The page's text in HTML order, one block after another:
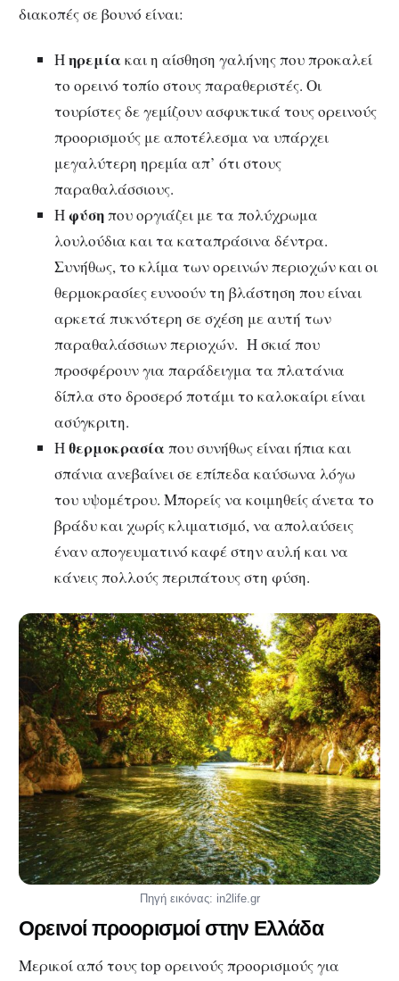
διακοπές σε βουνό είναι:
Ηηρεμίακαι η αίσθηση γαλήνης που προκαλεί
το ορεινό τοπίο στους παραθεριστές. Οι
τουρίστες δε γεμίζουν ασφυκτικά τους ορεινούς
προορισμούς με αποτέλεσμα να υπάρχει
μεγαλύτερη ηρεμία απ’ ότι στους
παραθαλάσσιους.
Ηφύσηπου οργιάζει με τα πολύχρωμα
λουλούδια και τα καταπράσινα δέντρα.
Συνήθως, το κλίμα των ορεινών περιοχών και οι
θερμοκρασίες ευνοούν τη βλάστηση που είναι
αρκετά πυκνότερη σε σχέση με αυτή των
παραθαλάσσιων περιοχών. Η σκιά που
προσφέρουν για παράδειγμα τα πλατάνια
δίπλα στο δροσερό ποτάμι το καλοκαίρι είναι
ασύγκριτη.
Ηθερμοκρασίαπου συνήθως είναι ήπια και
σπάνια ανεβαίνει σε επίπεδα καύσωνα λόγω
του υψομέτρου. Μπορείς να κοιμηθείς άνετα το
βράδυ και χωρίς κλιματισμό, να απολαύσεις
έναν απογευματινό καφέ στην αυλή και να
κάνεις πολλούς περιπάτους στη φύση.
Πηγή εικόνας: in2life.gr
Ορεινοί προορισμοί στην Ελλάδα
Μερικοί από τους top ορεινούς προορισμούς για